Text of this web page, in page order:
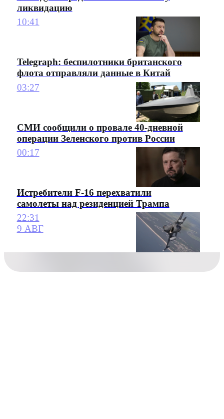
ликвидацию
10:41
Telegraph: беспилотники британского
флота отправляли данные в Китай
03:27
СМИ сообщили о провале 40-дневной
операции Зеленского против России
00:17
Истребители F-16 перехватили
самолеты над резиденцией Трампа
22:31
9 АВГ